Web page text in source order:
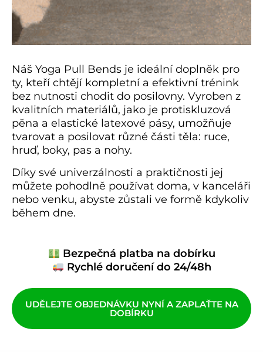
Náš Yoga Pull Bends je ideální doplněk pro
ty, kteří chtějí kompletní a efektivní trénink
bez nutnosti chodit do posilovny. Vyroben z
kvalitních materiálů, jako je protiskluzová
pěna a elastické latexové pásy, umožňuje
tvarovat a posilovat různé části těla: ruce,
hruď, boky, pas a nohy.
Díky své univerzálnosti a praktičnosti jej
můžete pohodlně používat doma, v kanceláři
nebo venku, abyste zůstali ve formě kdykoliv
během dne.
Bezpečná platba na dobírku
Rychlé doručení do 24/48h
UDĚLEJTE OBJEDNÁVKU NYNÍ A ZAPLAŤTE NA
DOBÍRKU